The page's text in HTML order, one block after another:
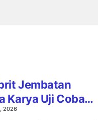
Jembatan
Karya Uji Coba
2026